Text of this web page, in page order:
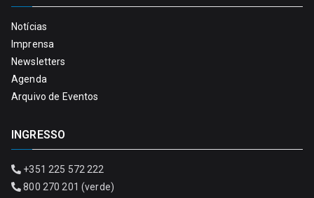
Notícias
Imprensa
Newsletters
Agenda
Arquivo de Eventos
INGRESSO
+351 225 572 222
800 270 201 (verde)